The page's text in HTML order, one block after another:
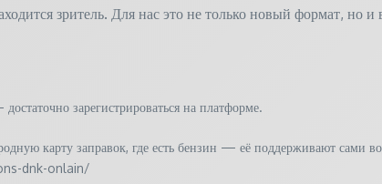
зритель. Для нас это не только новый формат, но
зарегистрироваться на платформе.
карту заправок, где есть бензин — её поддерживают
dnk-onlain/